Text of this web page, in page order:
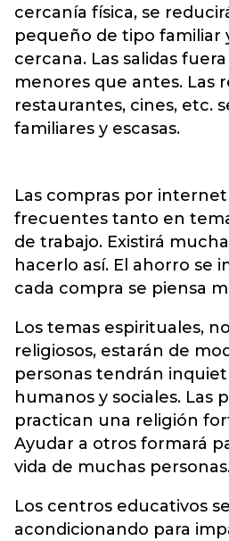
cercanía física, se
pequeño de tipo familiar
cercana. Las salidas
menores que antes. Las
restaurantes, cines, etc.
familiares y escasas.
Las compras por
frecuentes tanto en
de trabajo. Existirá
hacerlo así. El ahorro se
cada compra se piensa
Los temas espirituales,
religiosos, estarán de
personas tendrán
humanos y sociales. Las
practican una religión
Ayudar a otros formará
vida de muchas
Los centros educativos
acondicionando para